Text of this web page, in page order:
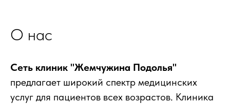
О нас
Сеть клиник "Жемчужина Подолья"
предлагает широкий спектр медицинских
услуг для пациентов всех возрастов. Клиника